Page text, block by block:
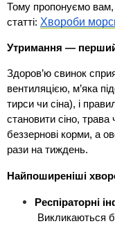
Тому пропонуємо вам,
статті: Хвороби
Утримання — перший
Здоров’ю свинок
вентиляцією, м’яка
тирси чи сіна), і
становити сіно,
беззернові корми, а
рази на тиждень.
Найпоширеніші
Респіраторні